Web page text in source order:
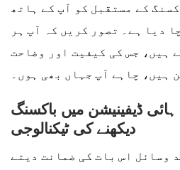
کے مستقبل کو آپ کے ہاتھ
دیا ہے۔ تصور کریں کہ آپ ہر
ہیں، جس کی کیفیت اور وضاحت
ڈیفینیشن میں باکسنگ
دیکھنے کی ٹیکنالوجی
وسائل اس بات کی ضمانت دیتے